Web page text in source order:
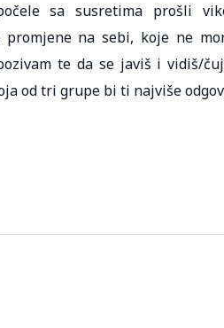
sa susretima prošli
promjene na sebi, koje ne
te da se javiš i vidiš/
od tri grupe bi ti najviše